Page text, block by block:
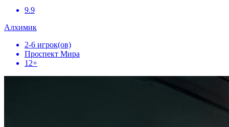
9.9
Алхимик
2-6 игрок(ов)
Проспект Мира
12+